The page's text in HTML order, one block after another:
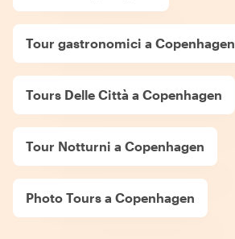
Tour gastronomici a Copenhagen
Tours Delle Città a Copenhagen
Tour Notturni a Copenhagen
Photo Tours a Copenhagen